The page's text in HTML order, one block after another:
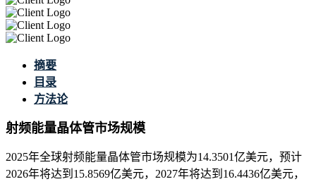
摘要
目录
方法论
射频能量晶体管市场规模
2025年全球射频能量晶体管市场规模为14.3501亿美元，预计
2026年将达到15.8569亿美元，2027年将达到16.4436亿美元，